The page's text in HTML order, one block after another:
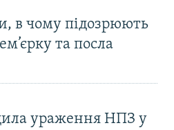
в чому підозрюють
та посла
ураження НПЗ у